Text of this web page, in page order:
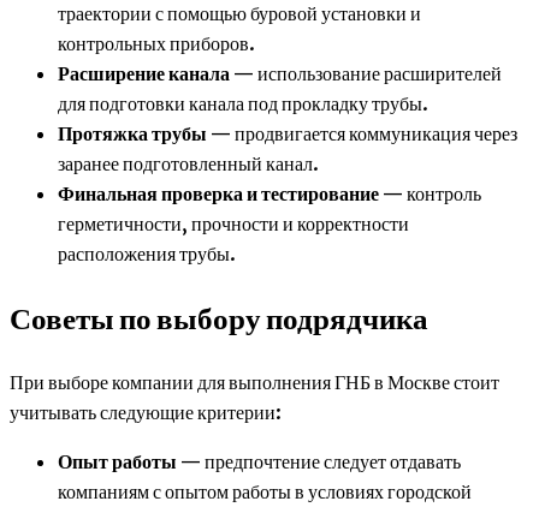
траектории с помощью буровой установки и
контрольных приборов.
Расширение канала — использование расширителей
для подготовки канала под прокладку трубы.
Протяжка трубы — продвигается коммуникация через
заранее подготовленный канал.
Финальная проверка и тестирование — контроль
герметичности, прочности и корректности
расположения трубы.
Советы по выбору подрядчика
При выборе компании для выполнения ГНБ в Москве стоит
учитывать следующие критерии:
Опыт работы — предпочтение следует отдавать
компаниям с опытом работы в условиях городской